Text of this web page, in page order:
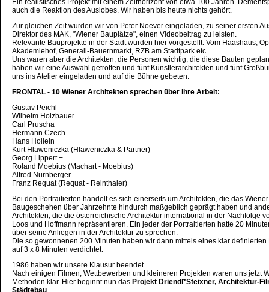
Ein realistisches Projekt mit einem Zeithorizont von etwa 100 Jahren.
auch die Reaktion des Auslobes. Wir haben bis heute nichts gehört.
Zur gleichen Zeit wurden wir von Peter Noever eingeladen, zu seiner ersten
Direktor des MAK, "Wiener Bauplätze", einen Videobeitrag zu leisten.
Relevante Bauprojekte in der Stadt wurden hier vorgestellt. Vom Haashaus,
Akademiehof, Generali-Bauernmarkt, RZB am Stadtpark etc.
Uns waren aber die Architekten, die Personen wichtig, die diese Bauten
haben wir eine Auswahl getroffen und fünf Künstlerarchitekten und fünf
uns ins Atelier eingeladen und auf die Bühne gebeten.
FRONTAL - 10 Wiener Architekten sprechen über ihre Arbeit:
Gustav Peichl
Wilhelm Holzbauer
Carl Pruscha
Hermann Czech
Hans Hollein
Kurt Hlaweniczka (Hlaweniczka & Partner)
Georg Lippert +
Roland Moebius (Machart - Moebius)
Alfred Nürnberger
Franz Requat (Requat - Reinthaler)
Bei den Portraitierten handelt es sich einerseits um Architekten, die das Wiener
Baugeschehen über Jahrzehnte hindurch maßgeblich geprägt haben und
Architekten, die die österreichische Architektur international in der Nachfolge
Loos und Hoffmann repräsentieren. Ein jeder der Portraitierten hatte 20
über seine Anliegen in der Architektur zu sprechen.
Die so gewonnenen 200 Minuten haben wir dann mittels eines klar definierten
auf 3 x 8 Minuten verdichtet.
1986 haben wir unsere Klausur beendet.
Nach einigen Filmen, Wettbewerben und kleineren Projekten waren uns jetzt
Methoden klar. Hier beginnt nun das Projekt Driendl*Steixner, Architektur-
Städtebau.